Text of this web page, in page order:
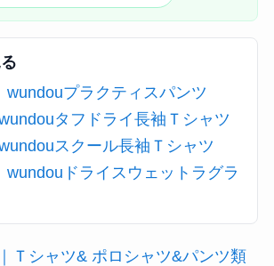
wundouプラクティスパンツ
wundouタフドライ長袖Ｔシャツ
wundouスクール長袖Ｔシャツ
wundouドライスウェットラグラ
Ｔシャツ& ポロシャツ&パンツ類